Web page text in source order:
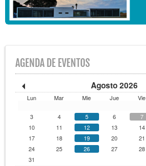
Agenda
AGENDA DE EVENTOS
Agosto 2026
Lun Mar Mie Jue Vie
3
4 5 6 7
10
11 12 13 14
17
18 19 20 21
24
25 26 27 28
31